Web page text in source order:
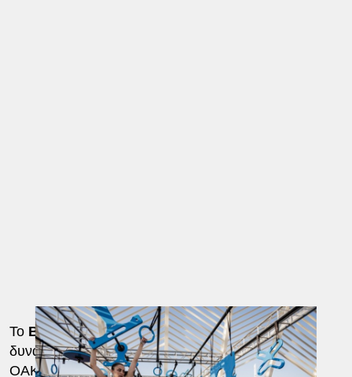
Το BeWell Festival 2026 by Allwynεπέστρεψε
δυναμικά, στις 6 και 7 Ιουνίου, μετατρέποντας το
ΟΑΚΑ σε ένα ζωντανό hub ευεξίας, άθλησης και